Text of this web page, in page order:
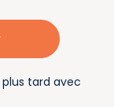
tard avec